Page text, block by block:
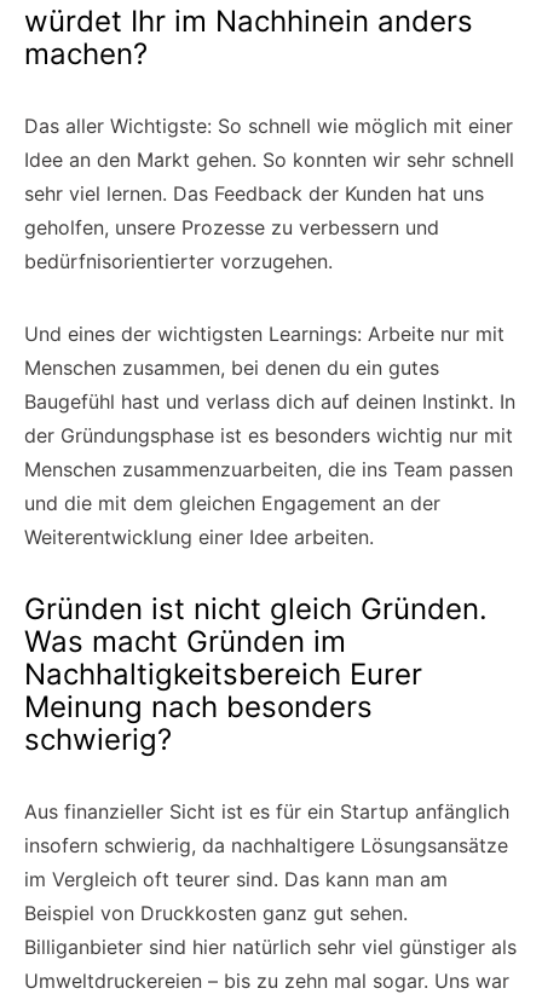
würdet Ihr im Nachhinein anders
machen?
Das aller Wichtigste: So schnell wie möglich mit einer
Idee an den Markt gehen. So konnten wir sehr schnell
sehr viel lernen. Das Feedback der Kunden hat uns
geholfen, unsere Prozesse zu verbessern und
bedürfnisorientierter vorzugehen.
Und eines der wichtigsten Learnings: Arbeite nur mit
Menschen zusammen, bei denen du ein gutes
Baugefühl hast und verlass dich auf deinen Instinkt. In
der Gründungsphase ist es besonders wichtig nur mit
Menschen zusammenzuarbeiten, die ins Team passen
und die mit dem gleichen Engagement an der
Weiterentwicklung einer Idee arbeiten.
Gründen ist nicht gleich Gründen.
Was macht Gründen im
Nachhaltigkeitsbereich Eurer
Meinung nach besonders
schwierig?
Aus finanzieller Sicht ist es für ein Startup anfänglich
insofern schwierig, da nachhaltigere Lösungsansätze
im Vergleich oft teurer sind. Das kann man am
Beispiel von Druckkosten ganz gut sehen.
Billiganbieter sind hier natürlich sehr viel günstiger als
Umweltdruckereien – bis zu zehn mal sogar. Uns war